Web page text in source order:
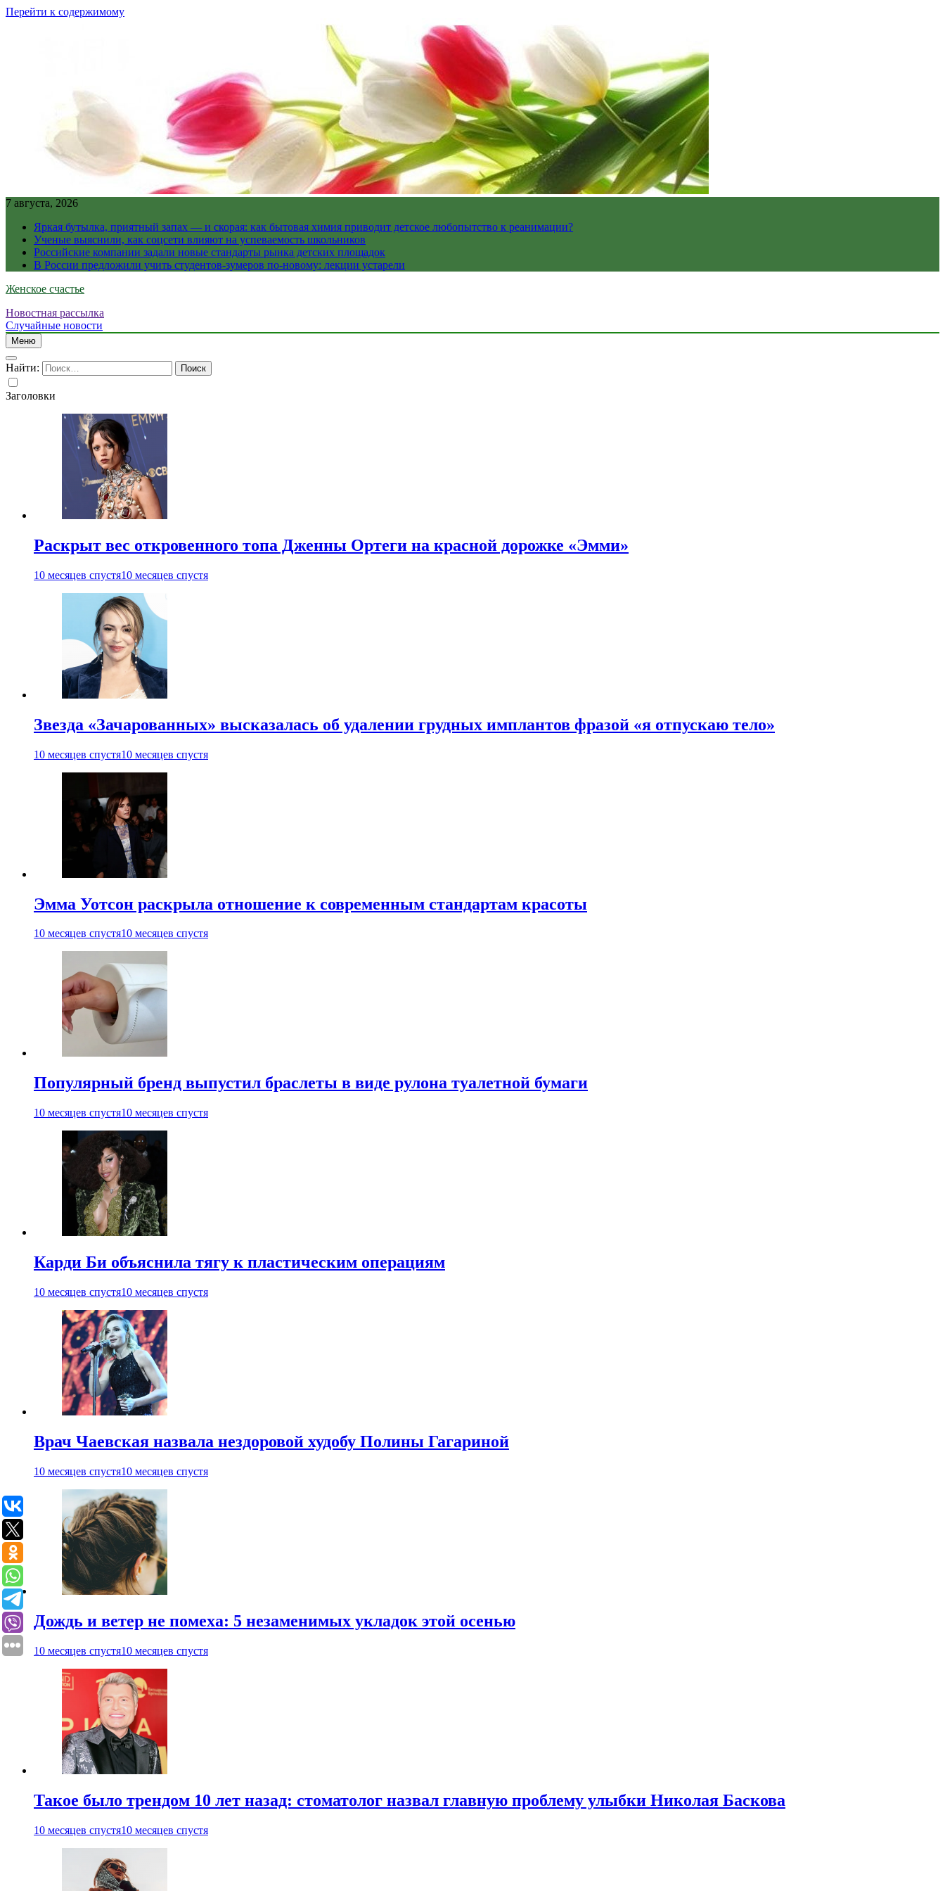
Перейти к содержимому
7 августа, 2026
Яркая бутылка, приятный запах — и скорая: как бытовая химия приводит детское любопытство к реанимации?
Ученые выяснили, как соцсети влияют на успеваемость школьников
Российские компании задали новые стандарты рынка детских площадок
В России предложили учить студентов-зумеров по-новому: лекции устарели
Женское счастье
Новостная рассылка
Случайные новости
Меню
Найти:
Заголовки
Раскрыт вес откровенного топа Дженны Ортеги на красной дорожке «Эмми»
10 месяцев спустя10 месяцев спустя
Звезда «Зачарованных» высказалась об удалении грудных имплантов фразой «я отпускаю тело»
10 месяцев спустя10 месяцев спустя
Эмма Уотсон раскрыла отношение к современным стандартам красоты
10 месяцев спустя10 месяцев спустя
Популярный бренд выпустил браслеты в виде рулона туалетной бумаги
10 месяцев спустя10 месяцев спустя
Карди Би объяснила тягу к пластическим операциям
10 месяцев спустя10 месяцев спустя
Врач Чаевская назвала нездоровой худобу Полины Гагариной
10 месяцев спустя10 месяцев спустя
Дождь и ветер не помеха: 5 незаменимых укладок этой осенью
10 месяцев спустя10 месяцев спустя
Такое было трендом 10 лет назад: стоматолог назвал главную проблему улыбки Николая Баскова
10 месяцев спустя10 месяцев спустя